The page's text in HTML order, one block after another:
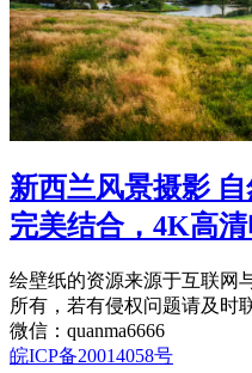
新西兰风景摄影
完美结合，4K高
绘壁纸的资源来源于互联网
所有，若有侵权问题请及时
微信：quanma6666
皖ICP备20014058号